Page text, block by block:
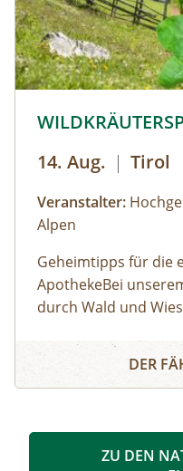
gemalte Bild geklebt.
© © Hochgebirgs-
14. Aug. | Tirol
Veranstalter:
Alpen
Geheimtipps für die
ApothekeBei
durch Wald und
der Alpenkräuter.
vor unserer
Kräutern, Baum-
DER
ZU DEN